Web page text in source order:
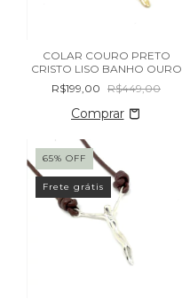
COLAR COURO PRETO
CRISTO LISO BANHO OURO
R$199,00 R$449,00
65% OFF
Frete grátis